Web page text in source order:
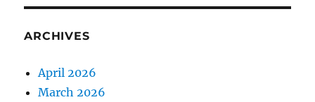
ARCHIVES
April 2026
March 2026